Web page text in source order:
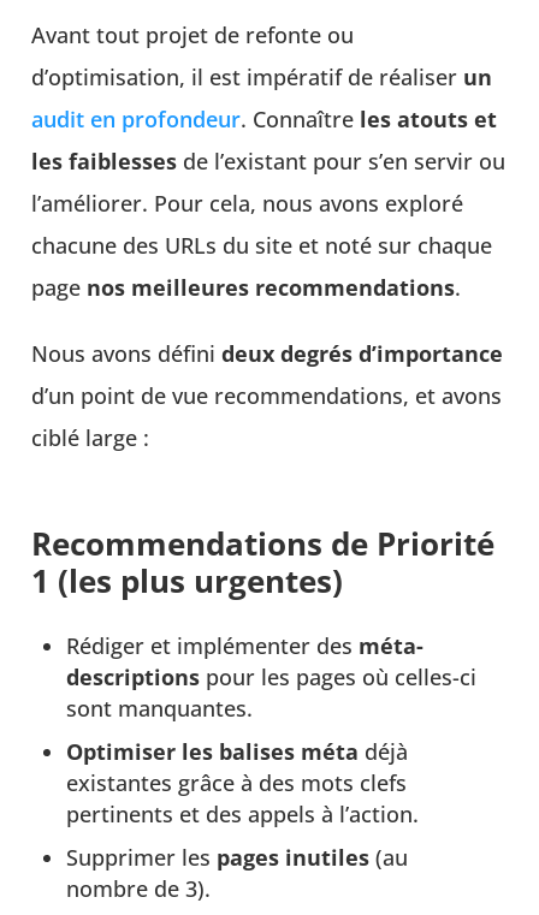
Avant tout projet de refonte ou
d’optimisation, il est impératif de réaliser un
audit en profondeur. Connaître les atouts et
les faiblesses de l’existant pour s’en servir ou
l’améliorer. Pour cela, nous avons exploré
chacune des URLs du site et noté sur chaque
page nos meilleures recommendations.
Nous avons définideux degrés d’importance
d’un point de vue recommendations, et avons
ciblé large :
Recommendations de Priorité
1 (les plus urgentes)
Rédiger et implémenter des méta-
descriptionspour les pages où celles-ci
sont manquantes.
Optimiser les balises méta déjà
existantes grâce à des mots clefs
pertinents et des appels à l’action.
Supprimer les pages inutiles(au
nombre de 3).